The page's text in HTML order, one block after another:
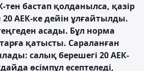
тен бастап қолданылса, қазір
20 АЕК-ке дейін ұлғайтылды.
асады. Бұл норма
қатысты. Сараланған
салық берешегі 20 АЕК-
өсімпұл есептеледі,